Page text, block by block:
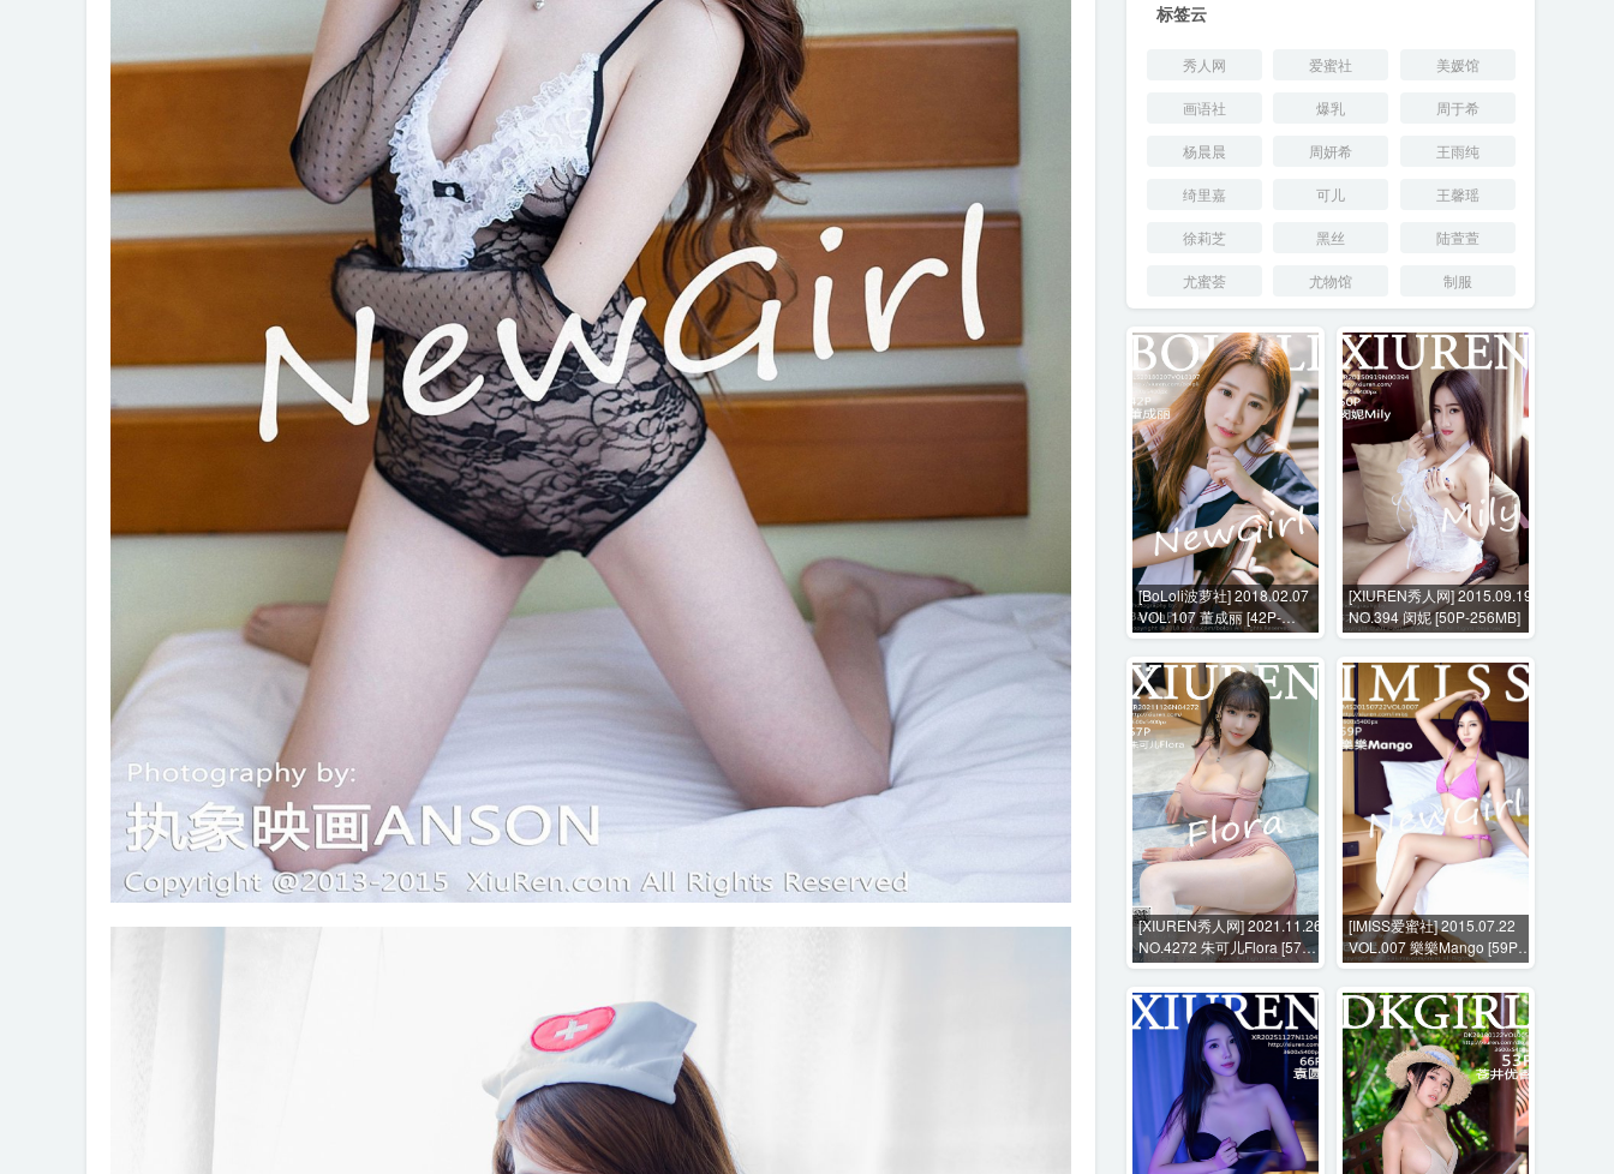
标签云
秀人网 爱蜜社 美媛馆
画语社 爆乳 周于希
杨晨晨 周妍希 王雨纯
绮里嘉 可儿 王馨瑶
徐莉芝 黑丝 陆萱萱
尤蜜荟 尤物馆 制服
[BoLoli波萝社] 2018.02.07
VOL.107 董成丽 [42P-
155MB]
[XIUREN秀人网] 2015.09.19
NO.394 闵妮 [50P-256MB]
[XIUREN秀人网] 2021.11.26
NO.4272 朱可儿Flora [57P-
513MB]
[IMISS爱蜜社] 2015.07.22
VOL.007 樂樂Mango [59P-
142MB]